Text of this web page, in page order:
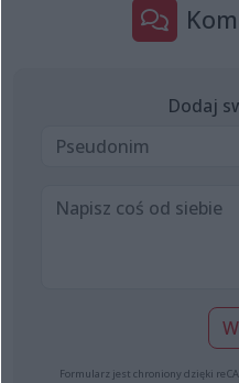
Dodaj
Formularz jest chroniony dzięki